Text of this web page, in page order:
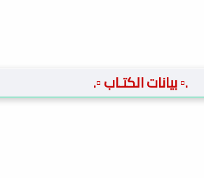
.▫️ بيانات الكتـاب ▫️.